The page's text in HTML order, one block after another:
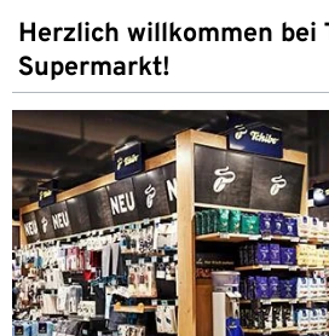
Herzlich willkommen bei
Supermarkt!